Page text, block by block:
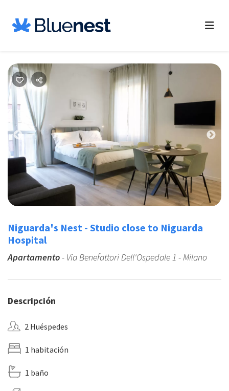
Previous
Niguarda's Nest - Studio close to Niguarda
Hospital
Apartamento- Via Benefattori Dell'Ospedale 1 - Milano
Descripción
2 Huéspedes
1 habitación
1 baño